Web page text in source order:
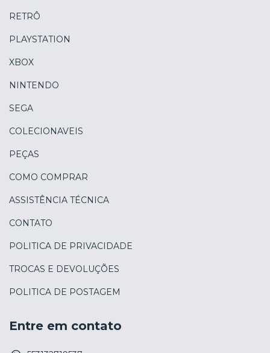
RETRÔ
PLAYSTATION
XBOX
NINTENDO
SEGA
COLECIONAVEIS
PEÇAS
COMO COMPRAR
ASSISTÊNCIA TÉCNICA
CONTATO
POLITICA DE PRIVACIDADE
TROCAS E DEVOLUÇÕES
POLITICA DE POSTAGEM
Entre em contato